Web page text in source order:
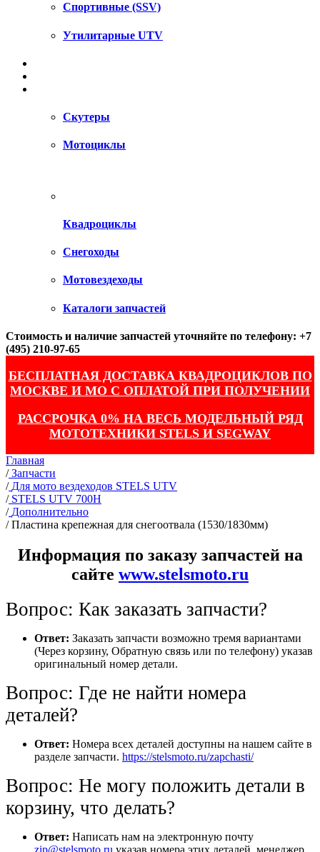
Спортивные (SSV)
Утилитарные UTV
Скутеры
Мотоциклы
Квадроциклы
Снегоходы
Мотовездеходы
Каталоги запчастей
Стоимость и наличие запчастей уточняйте по телефону: +7
(495) 210-97-65
БЕСПЛАТНАЯ ДОСТАВКА КВАДРОЦИКЛОВ ПО
МОСКВЕ И МО С ОПЛАТОЙ ПРИ ПОЛУЧЕНИИ
РАССРОЧКА 0% НА ВЕСЬ МОДЕЛЬНЫЙ РЯД
МОТОТЕХНИКИ STELS И SEGWAY
Главная
/ Запчасти
/ Для мото вездеходов STELS UTV
/ STELS UTV 700H
/ Дополнительно
/Пластина крепежная для снегоотвала (1530/1830мм)
Информация по заказу запчастей на
сайте www.stelsmoto.ru
Вопрос: Как заказать запчасти?
Ответ: Заказать запчасти возможно тремя вариантами
(Через корзину, Обратную связь или по телефону) указав
оригинальный номер детали.
Вопрос: Где не найти номера
деталей?
Ответ: Номера всех деталей доступны на нашем сайте в
разделе запчасти. https://stelsmoto.ru/zapchasti/
Вопрос: Не могу положить детали в
корзину, что делать?
Ответ: Написать нам на электронную почту
zip@stelsmoto.ru указав номера этих деталей, менеджер